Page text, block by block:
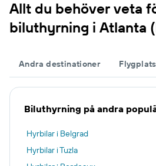
Allt du behöver veta
biluthyrning i Atlanta
Andra destinationer
Biluthyrning på andra
Hyrbilar i Belgrad
Hyrbilar i Tuzla